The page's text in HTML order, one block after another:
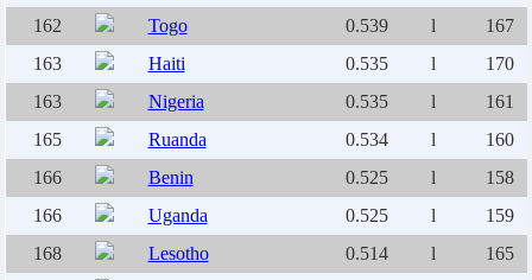
162
Togo 0.539 l
167
163
Haiti 0.535 l
170
163
Nigeria 0.535 l
161
165
Ruanda 0.534 l
160
166
Benin 0.525 l
158
166
Uganda 0.525 l
159
168
Lesotho 0.514 l
165